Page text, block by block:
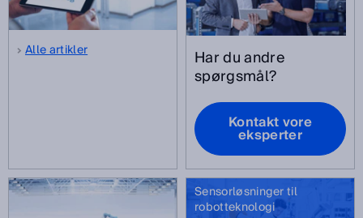
Alle artikler Har du andre
spørgsmål?
Kontakt vore
eksperter
Sensorløsninger til
robotteknologi